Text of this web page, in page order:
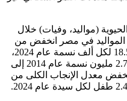
(مواليد، وفيات) خلال
2024) فإن معدل المواليد في مصر انخفض من
30.7 لكل ألف نسمة عام 2014 إلى 18.5 لكل ألف نسمة عام 2024،
ما يعني انخفاض عدد المواليد من 2.720 مليون نسمة عام 2014 إلى
عام 2024، كما انخفض معدل الإنجاب الكلى من